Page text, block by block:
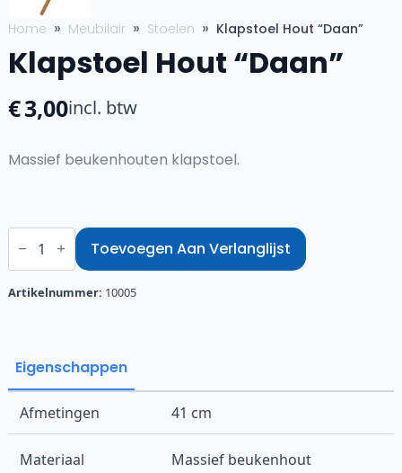
Home Meubilair Stoelen Klapstoel Hout “Daan”
Klapstoel Hout “Daan”
€3,00incl. btw
Massief beukenhouten klapstoel.
Klapstoel
Hout
aantal
Toevoegen Aan Verlanglijst
Artikelnummer: 10005
Eigenschappen
Afmetingen 41 cm
Materiaal Massief beukenhout